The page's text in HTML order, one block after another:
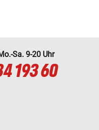
Sa. 9-20 Uhr
193 60